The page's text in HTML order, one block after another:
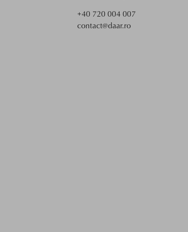
+40 720 004 007
contact@daar.ro